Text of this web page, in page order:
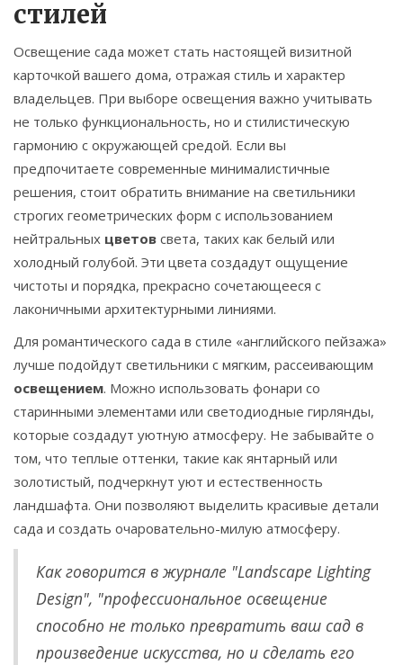
стилей
Освещение сада может стать настоящей визитной
карточкой вашего дома, отражая стиль и характер
владельцев. При выборе освещения важно учитывать
не только функциональность, но и стилистическую
гармонию с окружающей средой. Если вы
предпочитаете современные минималистичные
решения, стоит обратить внимание на светильники
строгих геометрических форм с использованием
нейтральных цветов света, таких как белый или
холодный голубой. Эти цвета создадут ощущение
чистоты и порядка, прекрасно сочетающееся с
лаконичными архитектурными линиями.
Для романтического сада в стиле «английского пейзажа»
лучше подойдут светильники с мягким, рассеивающим
освещением. Можно использовать фонари со
старинными элементами или светодиодные гирлянды,
которые создадут уютную атмосферу. Не забывайте о
том, что теплые оттенки, такие как янтарный или
золотистый, подчеркнут уют и естественность
ландшафта. Они позволяют выделить красивые детали
сада и создать очаровательно-милую атмосферу.
Как говорится в журнале "Landscape Lighting
Design", "профессиональное освещение
способно не только превратить ваш сад в
произведение искусства, но и сделать его